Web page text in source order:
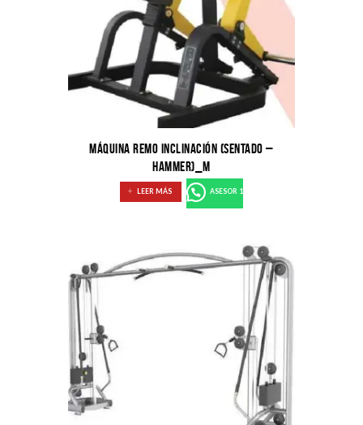
MÁQUINA REMO INCLINACIÓN (SENTADO –
HAMMER)_M
LEER MÁS ASESOR 1